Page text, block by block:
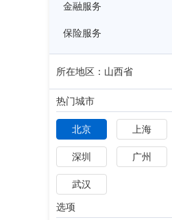
金融服务
保险服务
所在地区：山西省
热门城市
北京 上海
深圳 广州
武汉
选项